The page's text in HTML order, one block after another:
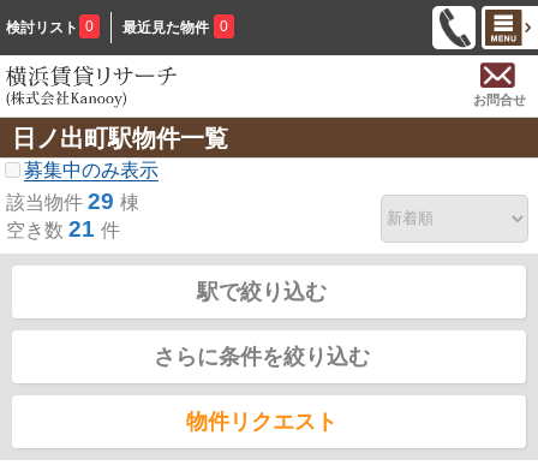
検討リスト 0 最近見た物件 0
お問合せ
日ノ出町駅物件一覧
募集中のみ表示
該当物件 29 棟
空き数 21 件
駅で絞り込む
さらに条件を絞り込む
物件リクエスト